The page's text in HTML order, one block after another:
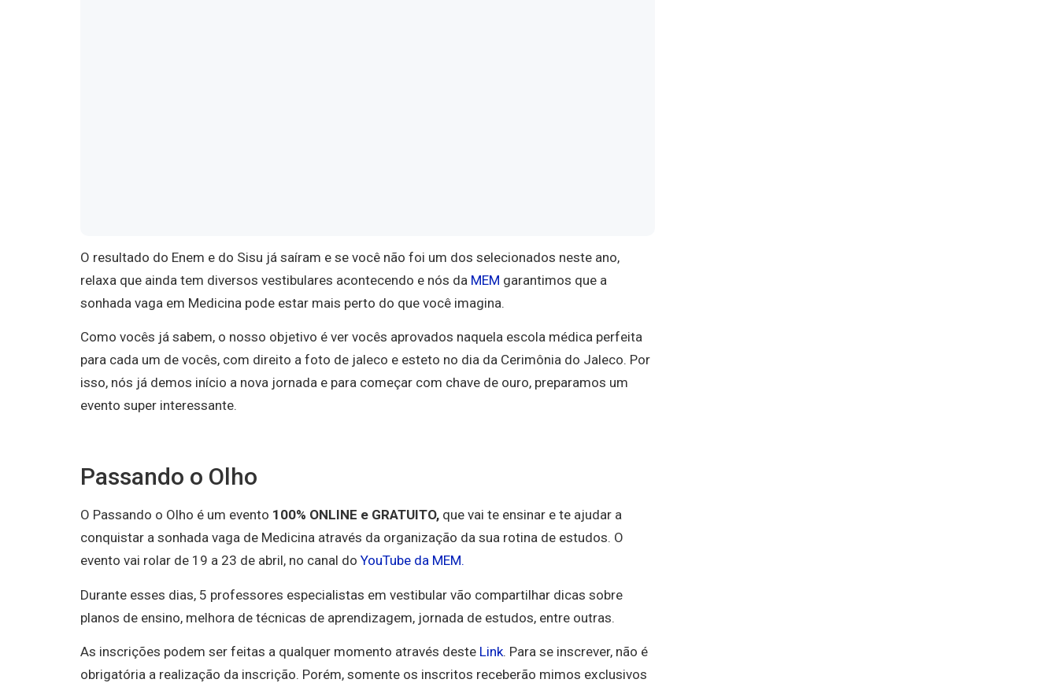
O resultado do Enem e do Sisu já saíram e se você não foi um dos selecionados neste ano,
relaxa que ainda tem diversos vestibulares acontecendo e nós da MEM garantimos que a
sonhada vaga em Medicina pode estar mais perto do que você imagina.
Como vocês já sabem, o nosso objetivo é ver vocês aprovados naquela escola médica perfeita
para cada um de vocês, com direito a foto de jaleco e esteto no dia da Cerimônia do Jaleco. Por
isso, nós já demos início a nova jornada e para começar com chave de ouro, preparamos um
evento super interessante.
Passando o Olho
O Passando o Olho é um evento 100% ONLINE e GRATUITO, que vai te ensinar e te ajudar a
conquistar a sonhada vaga de Medicina através da organização da sua rotina de estudos. O
evento vai rolar de 19 a 23 de abril, no canal do YouTube da MEM.
Durante esses dias, 5 professores especialistas em vestibular vão compartilhar dicas sobre
planos de ensino, melhora de técnicas de aprendizagem, jornada de estudos, entre outras.
As inscrições podem ser feitas a qualquer momento através deste Link. Para se inscrever, não é
obrigatória a realização da inscrição. Porém, somente os inscritos receberão mimos exclusivos